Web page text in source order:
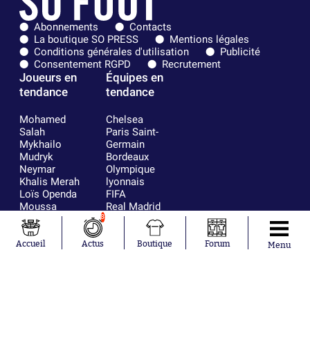
Abonnements
Contacts
La boutique SO PRESS
Mentions légales
Conditions générales d'utilisation
Publicité
Consentement RGPD
Recrutement
Joueurs en
tendance
Mohamed
Salah
Mykhailo
Mudryk
Neymar
Khalis Merah
Loïs Openda
Moussa
Niakhaté
Nicolás
Tagliafico
Équipes en
tendance
Chelsea
Paris Saint-
Germain
Bordeaux
Olympique
lyonnais
FIFA
Real Madrid
RC Strasbourg
AC Milan
Accueil
8
Actus Boutique Forum Menu